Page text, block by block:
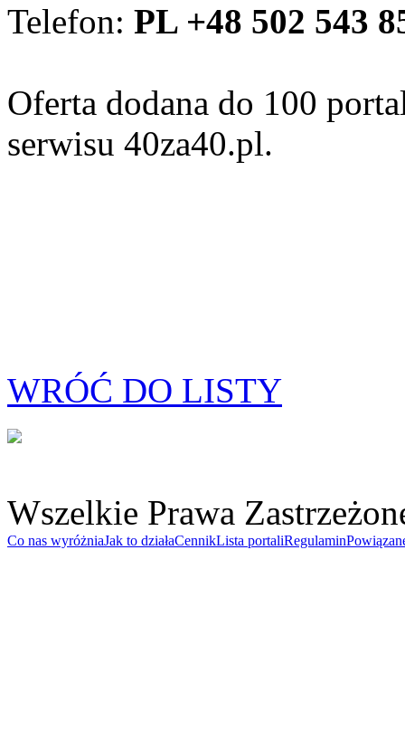
Telefon: PL +48 502 543
Oferta dodana do 100
serwisu 40za40.pl.
WRÓĆ DO LISTY
Wszelkie Prawa
Co nas wyróżniaJak to działaCennikLista portaliRegulamin